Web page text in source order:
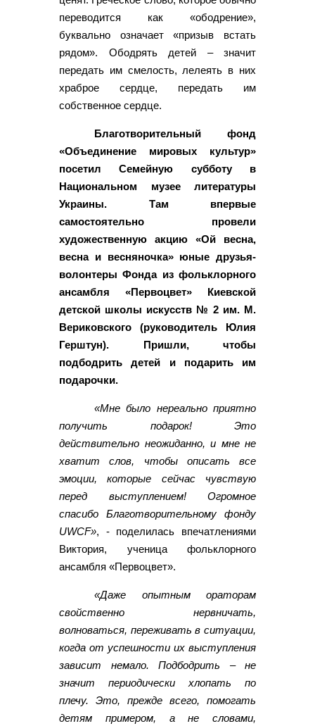
переводится как «ободрение»,
буквально означает «призыв встать
рядом». Ободрять детей – значит
передать им смелость, лелеять в них
храброе сердце, передать им
собственное сердце.
Благотворительный фонд
«Объединение мировых культур»
посетил Семейную субботу в
Национальном музее литературы
Украины. Там впервые
самостоятельно провели
художественную акцию «Ой весна,
весна и весняночка» юные друзья-
волонтеры Фонда из фольклорного
ансамбля «Первоцвет» Киевской
детской школы искусств № 2 им. М.
Вериковского (руководитель Юлия
Герштун). Пришли, чтобы
подбодрить детей и подарить им
подарочки.
«Мне было нереально приятно
получить подарок! Это
действительно неожиданно, и мне не
хватит слов, чтобы описать все
эмоции, которые сейчас чувствую
перед выступлением! Огромное
спасибо Благотворительному фонду
UWCF», - поделилась впечатлениями
Виктория, ученица фольклорного
ансамбля «Первоцвет».
«Даже опытным ораторам
свойственно нервничать,
волноваться, переживать в ситуации,
когда от успешности их выступления
зависит немало. Подбодрить – не
значит периодически хлопать по
плечу. Это, прежде всего, помогать
детям примером, а не словами,